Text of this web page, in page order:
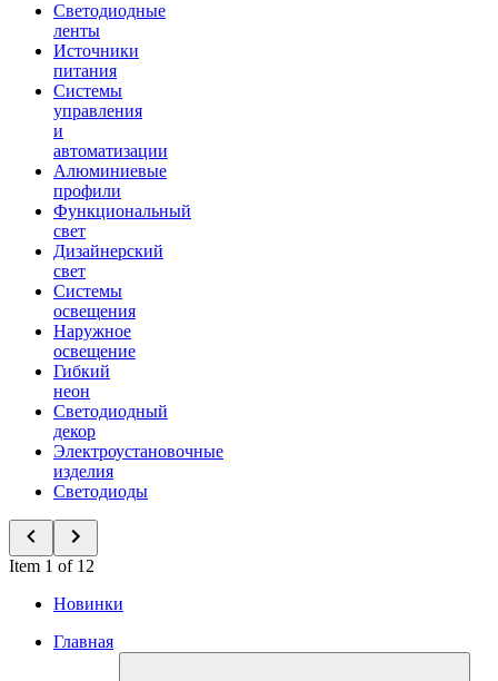
Светодиодные
ленты
Источники
питания
Системы
управления
и
автоматизации
Алюминиевые
профили
Функциональный
свет
Дизайнерский
свет
Системы
освещения
Наружное
освещение
Гибкий
неон
Светодиодный
декор
Электроустановочные
изделия
Светодиоды
Item 1 of 12
Новинки
Главная